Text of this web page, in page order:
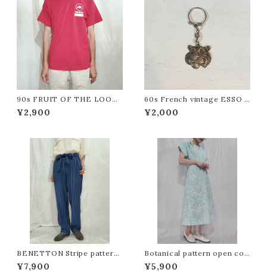
90s FRUIT OF THE LOOM
Printed T-shirt /Made In U
SA [fa-909] フルーツオブザル
¥2,900
60s French vintage ESSO T
iger key ring [esso] フレンチ
ビンテージ エッソタイガーキーホ
¥2,000
BENETTON Stripe pattern
easy pants[m-1579]ベネトン
ストライプ柄イージーパンツ
¥7,900
Botanical pattern open coll
ar one-piece / Made in Ca
nada[fa-1059]カナダ製 ボタニ
¥5,900